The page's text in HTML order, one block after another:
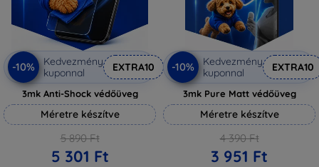
-10%
Kedvezmény
kuponnal
EXTRA10
3mk Anti-Shock védőüveg
Méretre készítve
5 890 Ft
5 301 Ft
-10%
Kedvezmény
kuponnal
EXTRA10
3mk Pure Matt védőüveg
Méretre készítve
4 390 Ft
3 951 Ft